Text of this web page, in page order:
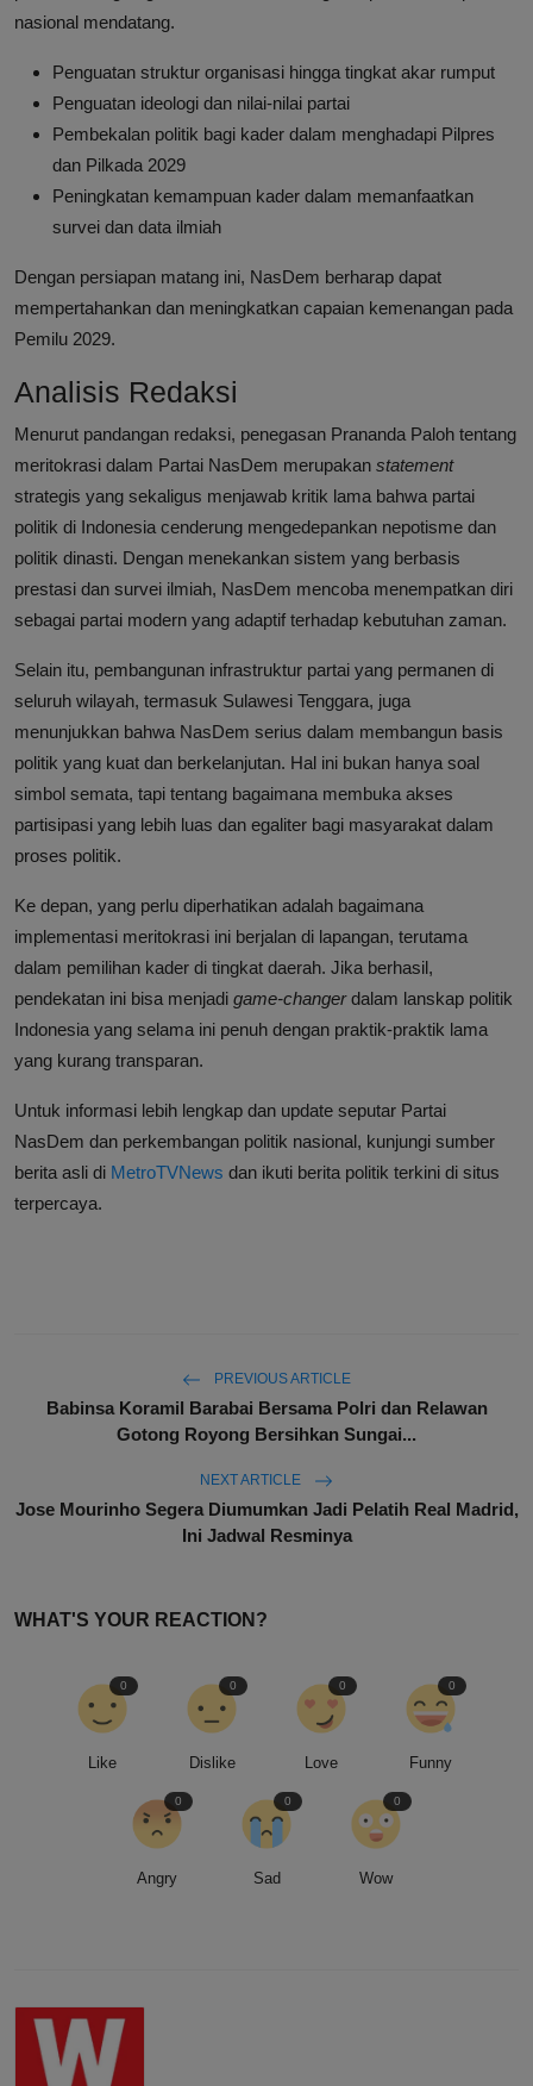
nasional mendatang.
Penguatan struktur organisasi hingga tingkat akar rumput
Penguatan ideologi dan nilai-nilai partai
Pembekalan politik bagi kader dalam menghadapi Pilpres
dan Pilkada 2029
Peningkatan kemampuan kader dalam memanfaatkan
survei dan data ilmiah
Dengan persiapan matang ini, NasDem berharap dapat
mempertahankan dan meningkatkan capaian kemenangan pada
Pemilu 2029.
Analisis Redaksi
Menurut pandangan redaksi, penegasan Prananda Paloh tentang
meritokrasi dalam Partai NasDem merupakan statement
strategis yang sekaligus menjawab kritik lama bahwa partai
politik di Indonesia cenderung mengedepankan nepotisme dan
politik dinasti. Dengan menekankan sistem yang berbasis
prestasi dan survei ilmiah, NasDem mencoba menempatkan diri
sebagai partai modern yang adaptif terhadap kebutuhan zaman.
Selain itu, pembangunan infrastruktur partai yang permanen di
seluruh wilayah, termasuk Sulawesi Tenggara, juga
menunjukkan bahwa NasDem serius dalam membangun basis
politik yang kuat dan berkelanjutan. Hal ini bukan hanya soal
simbol semata, tapi tentang bagaimana membuka akses
partisipasi yang lebih luas dan egaliter bagi masyarakat dalam
proses politik.
Ke depan, yang perlu diperhatikan adalah bagaimana
implementasi meritokrasi ini berjalan di lapangan, terutama
dalam pemilihan kader di tingkat daerah. Jika berhasil,
pendekatan ini bisa menjadi game-changerdalam lanskap politik
Indonesia yang selama ini penuh dengan praktik-praktik lama
yang kurang transparan.
Untuk informasi lebih lengkap dan update seputar Partai
NasDem dan perkembangan politik nasional, kunjungi sumber
berita asli di MetroTVNews dan ikuti berita politik terkini di situs
terpercaya.
PREVIOUS ARTICLE
Babinsa Koramil Barabai Bersama Polri dan Relawan
Gotong Royong Bersihkan Sungai...
NEXT ARTICLE
Jose Mourinho Segera Diumumkan Jadi Pelatih Real Madrid,
Ini Jadwal Resminya
WHAT'S YOUR REACTION?
Like
0
Dislike
0
Love
0
Funny
0
Angry
0
Sad
0
Wow
0